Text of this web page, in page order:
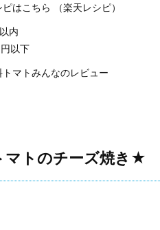
ピはこちら （楽天レシピ）
内
以下
トマトみんなのレビュー
トのチーズ焼き★